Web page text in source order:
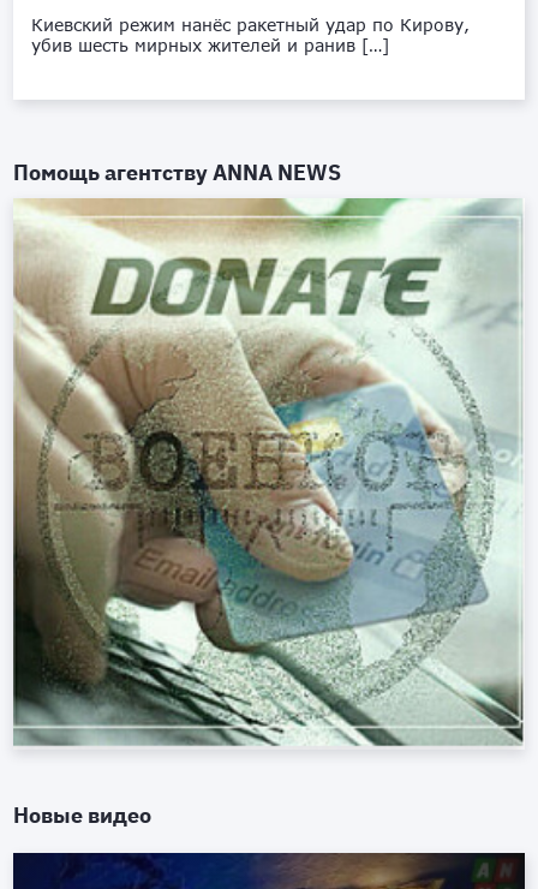
Киевский режим нанёс ракетный удар по Кирову,
убив шесть мирных жителей и ранив […]
Помощь агентствуANNA NEWS
Новые видео